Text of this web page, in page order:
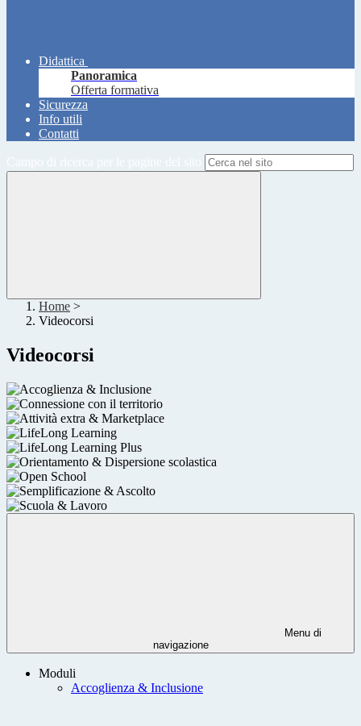
Didattica
Panoramica
Offerta formativa
Sicurezza
Info utili
Contatti
Home >
Videocorsi
Videocorsi
Menu di
navigazione
Moduli
Accoglienza & Inclusione